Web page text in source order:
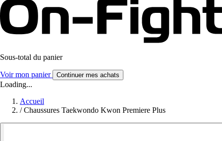
Sous-total du panier
Voir mon panier Continuer mes achats
Loading...
Accueil
/ Chaussures Taekwondo Kwon Premiere Plus